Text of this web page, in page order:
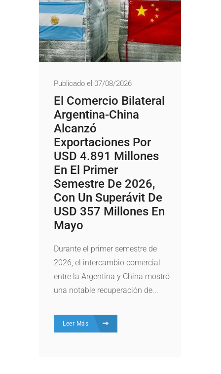
Publicado el 07/08/2026
El Comercio Bilateral
Argentina-China
Alcanzó
Exportaciones Por
USD 4.891 Millones
En El Primer
Semestre De 2026,
Con Un Superávit De
USD 357 Millones En
Mayo
Durante el primer semestre de
2026, el intercambio comercial
entre la Argentina y China mostró
una notable recuperación de...
Leer Más